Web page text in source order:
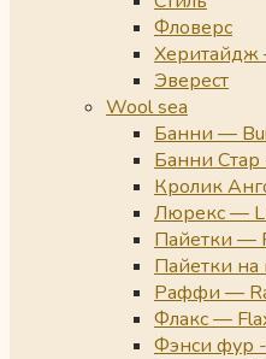
Фловерс
Херитайдж
Эверест
Wool sea
Банни —
Банни Стар
Кролик
Люрекс —
Пайетки —
Пайетки на
Раффи —
Флакс —
Фэнси фур -